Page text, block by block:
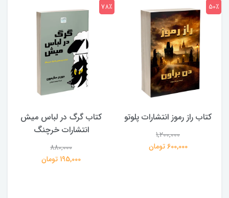
کتاب راز رموز انتشارات پلوتو
1,200,000
600,000 تومان
50٪
کتاب گرگ در لباس میش
انتشارات خرچنگ
880,000
195,000 تومان
78٪